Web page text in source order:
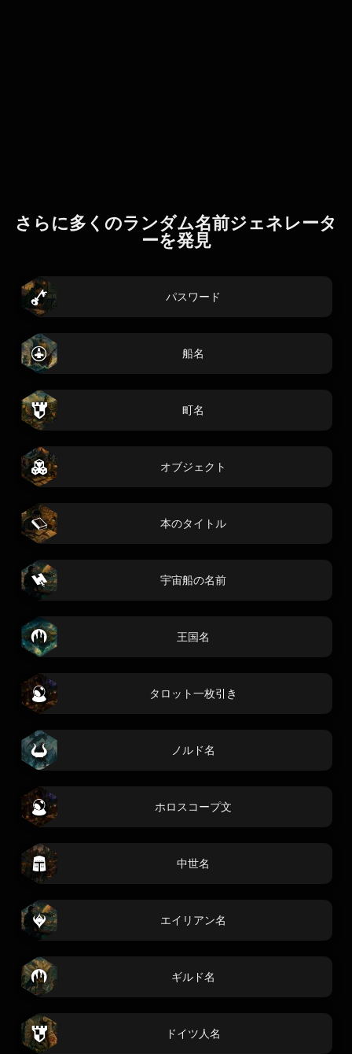
さらに多くのランダム名前ジェネレータ
ーを発見
パスワード
船名
町名
オブジェクト
本のタイトル
宇宙船の名前
王国名
タロット一枚引き
ノルド名
ホロスコープ文
中世名
エイリアン名
ギルド名
ドイツ人名